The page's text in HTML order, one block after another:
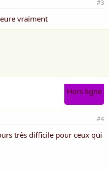
#3
vraiment
Hors ligne
#4
très difficile pour ceux qui